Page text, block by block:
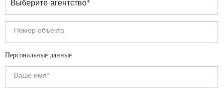
Персональные данные